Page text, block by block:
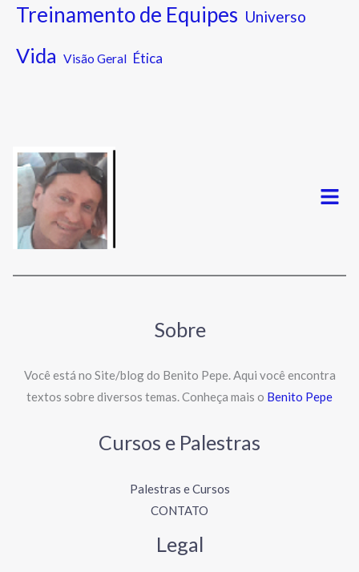
Treinamento de Equipes Universo
Vida Visão Geral Ética
Menu
Sobre
Você está no Site/blog do Benito Pepe. Aqui você encontra
textos sobre diversos temas. Conheça mais o Benito Pepe
Cursos e Palestras
Palestras e Cursos
CONTATO
Legal